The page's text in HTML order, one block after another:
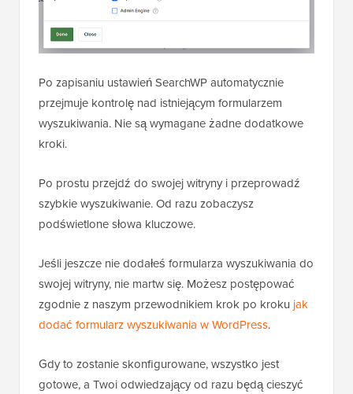
Po zapisaniu ustawień SearchWP automatycznie
przejmuje kontrolę nad istniejącym formularzem
wyszukiwania. Nie są wymagane żadne dodatkowe
kroki.
Po prostu przejdź do swojej witryny i przeprowadź
szybkie wyszukiwanie. Od razu zobaczysz
podświetlone słowa kluczowe.
Jeśli jeszcze nie dodałeś formularza wyszukiwania do
swojej witryny, nie martw się. Możesz postępować
zgodnie z naszym przewodnikiem krok po kroku jak
dodać formularz wyszukiwania w WordPress.
Gdy to zostanie skonfigurowane, wszystko jest
gotowe, a Twoi odwiedzający od razu będą cieszyć